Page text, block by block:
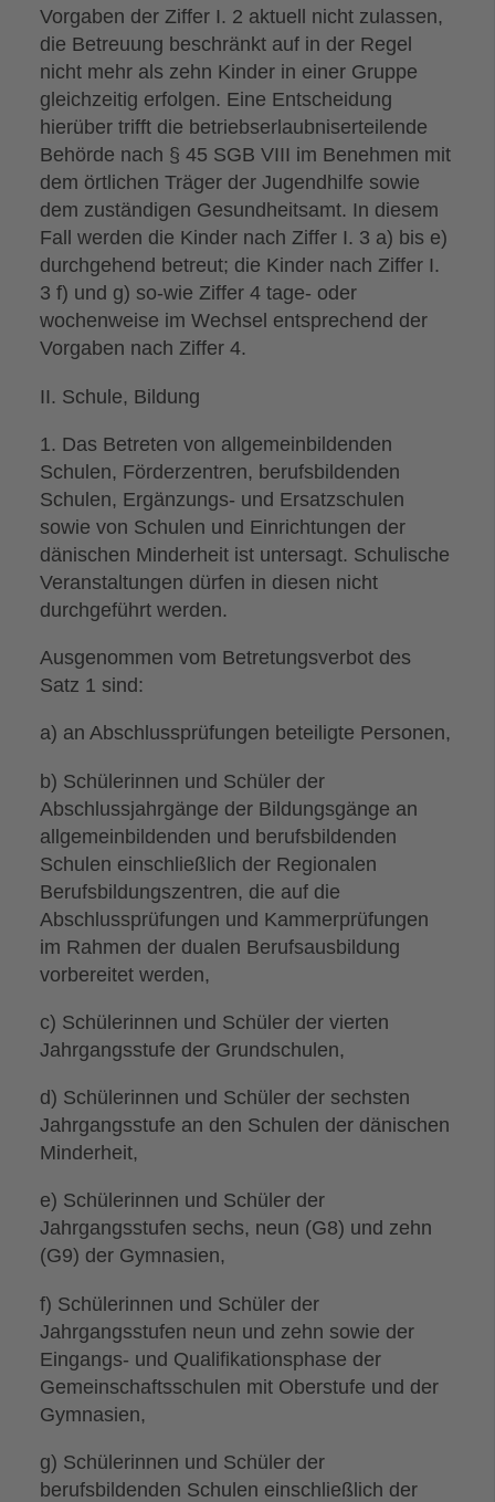
Vorgaben der Ziffer I. 2 aktuell nicht zulassen,
die Betreuung beschränkt auf in der Regel
nicht mehr als zehn Kinder in einer Gruppe
gleichzeitig erfolgen. Eine Entscheidung
hierüber trifft die betriebserlaubniserteilende
Behörde nach § 45 SGB VIII im Benehmen mit
dem örtlichen Träger der Jugendhilfe sowie
dem zuständigen Gesundheitsamt. In diesem
Fall werden die Kinder nach Ziffer I. 3 a) bis e)
durchgehend betreut; die Kinder nach Ziffer I.
3 f) und g) so-wie Ziffer 4 tage- oder
wochenweise im Wechsel entsprechend der
Vorgaben nach Ziffer 4.
II. Schule, Bildung
1. Das Betreten von allgemeinbildenden
Schulen, Förderzentren, berufsbildenden
Schulen, Ergänzungs- und Ersatzschulen
sowie von Schulen und Einrichtungen der
dänischen Minderheit ist untersagt. Schulische
Veranstaltungen dürfen in diesen nicht
durchgeführt werden.
Ausgenommen vom Betretungsverbot des
Satz 1 sind:
a) an Abschlussprüfungen beteiligte Personen,
b) Schülerinnen und Schüler der
Abschlussjahrgänge der Bildungsgänge an
allgemeinbildenden und berufsbildenden
Schulen einschließlich der Regionalen
Berufsbildungszentren, die auf die
Abschlussprüfungen und Kammerprüfungen
im Rahmen der dualen Berufsausbildung
vorbereitet werden,
c) Schülerinnen und Schüler der vierten
Jahrgangsstufe der Grundschulen,
d) Schülerinnen und Schüler der sechsten
Jahrgangsstufe an den Schulen der dänischen
Minderheit,
e) Schülerinnen und Schüler der
Jahrgangsstufen sechs, neun (G8) und zehn
(G9) der Gymnasien,
f) Schülerinnen und Schüler der
Jahrgangsstufen neun und zehn sowie der
Eingangs- und Qualifikationsphase der
Gemeinschaftsschulen mit Oberstufe und der
Gymnasien,
g) Schülerinnen und Schüler der
berufsbildenden Schulen einschließlich der